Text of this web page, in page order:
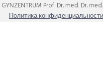
GYNZENTRUM Prof. Dr. med. Dr.
Политика конфиденциальности